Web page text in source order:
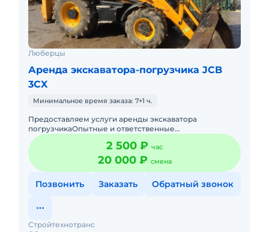
Люберцы
Аренда экскаватора-погрузчика JCB
3CX
Минимальное время заказа: 7+1 ч.
Предоставляем услуги аренды экскаватора
погрузчикаОпытные и ответственные
машинистыРаботаем без
выходных,круглосуточноПодача в день заказа.Пакет
отчетных докуме
2 500 ₽ час
20 000 ₽ смена
Позвонить Заказать Обратный звонок
Стройтехнотранс